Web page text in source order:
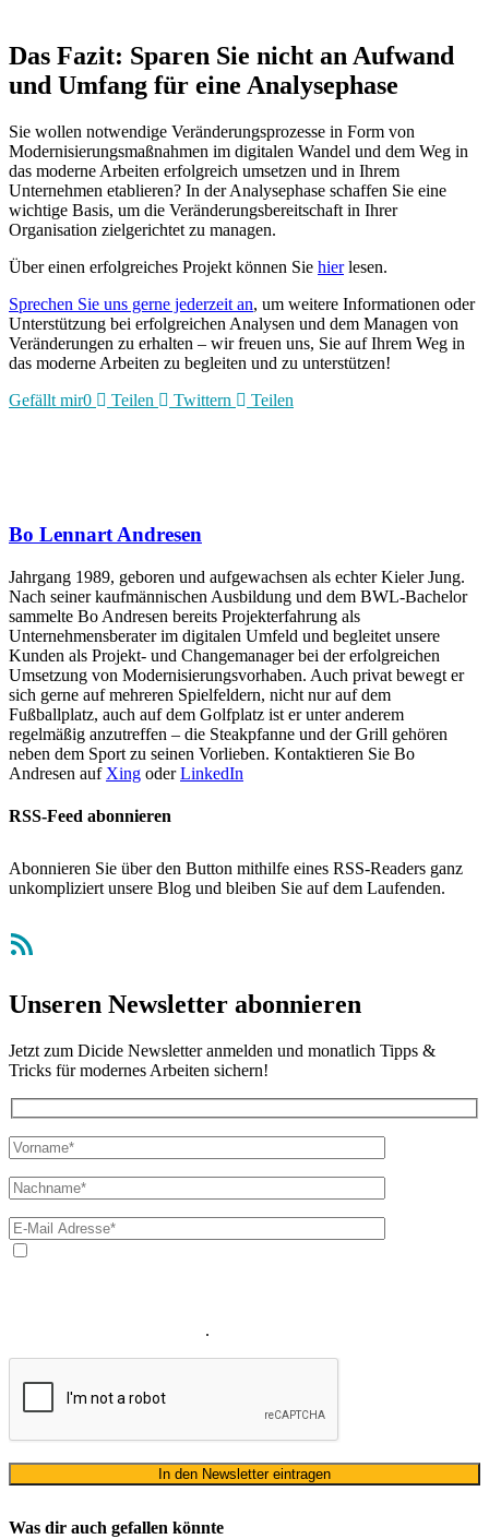
Das Fazit: Sparen Sie nicht an Aufwand
und Umfang für eine Analysephase
Sie wollen notwendige Veränderungsprozesse in Form von
Modernisierungsmaßnahmen im digitalen Wandel und dem Weg in
das moderne Arbeiten erfolgreich umsetzen und in Ihrem
Unternehmen etablieren? In der Analysephase schaffen Sie eine
wichtige Basis, um die Veränderungsbereitschaft in Ihrer
Organisation zielgerichtet zu managen.
Über einen erfolgreiches Projekt können Sie hierlesen.
Sprechen Sie uns gerne jederzeit an, um weitere Informationen oder
Unterstützung bei erfolgreichen Analysen und dem Managen von
Veränderungen zu erhalten – wir freuen uns, Sie auf Ihrem Weg in
das moderne Arbeiten zu begleiten und zu unterstützen!
Gefällt mir0 Teilen Twittern Teilen
Bo Lennart Andresen
Jahrgang 1989, geboren und aufgewachsen als echter Kieler Jung.
Nach seiner kaufmännischen Ausbildung und dem BWL-Bachelor
sammelte Bo Andresen bereits Projekterfahrung als
Unternehmensberater im digitalen Umfeld und begleitet unsere
Kunden als Projekt- und Changemanager bei der erfolgreichen
Umsetzung von Modernisierungsvorhaben. Auch privat bewegt er
sich gerne auf mehreren Spielfeldern, nicht nur auf dem
Fußballplatz, auch auf dem Golfplatz ist er unter anderem
regelmäßig anzutreffen – die Steakpfanne und der Grill gehören
neben dem Sport zu seinen Vorlieben. Kontaktieren Sie Bo
Andresen auf Xing oderLinkedIn
RSS-Feed abonnieren
Abonnieren Sie über den Button mithilfe eines RSS-Readers ganz
unkompliziert unsere Blog und bleiben Sie auf dem Laufenden.
RSS-Feed
Unseren Newsletter abonnieren
Jetzt zum Dicide Newsletter anmelden und monatlich Tipps &
Tricks für modernes Arbeiten sichern!
.
Was dir auch gefallen könnte